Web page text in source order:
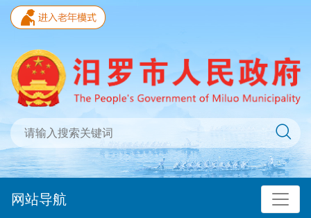
网站导航